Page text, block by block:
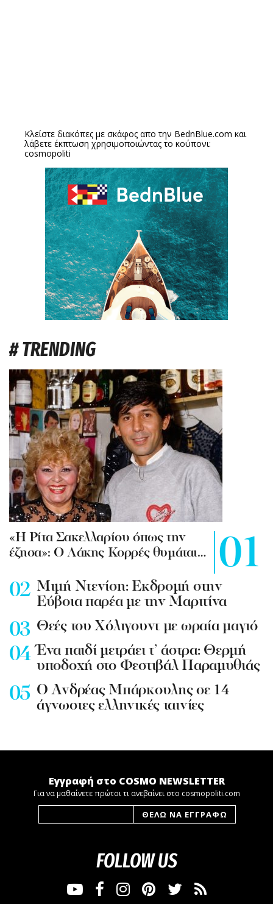
Κλείστε διακόπες με σκάφος απο την BednBlue.com και
λάβετε έκπτωση χρησιμοποιώντας το κούπονι:
cosmopoliti
# TRENDING
«Η Ρίτα Σακελλαρίου όπως την
έζησα»: Ο Λάκης Κορρές θυμάται…
Mιμή Ντενίση: Εκδρομή στην
Εύβοια παρέα με την Μαριτίνα
Θεές του Χόλιγουντ με ωραία μαγιό
Ένα παιδί μετράει τ’ άστρα: Θερμή
υποδοχή στο Φεστιβάλ Παραμυθιάς
Ο Ανδρέας Μπάρκουλης σε 14
άγνωστες ελληνικές ταινίες
Εγγραφή στο COSMO NEWSLETTER
Για να μαθαίνετε πρώτοι τι ανεβαίνει στο cosmopoliti.com
FOLLOW US